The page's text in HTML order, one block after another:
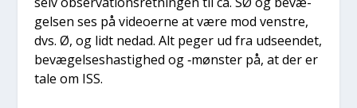
gel­sen ses på video­er­ne at være mod ven­stre,
dvs. Ø, og lidt nedad. Alt peger ud fra udse­en­det,
bevæ­gel­ses­ha­stig­hed og ‑møn­ster på, at der er
tale om ISS.